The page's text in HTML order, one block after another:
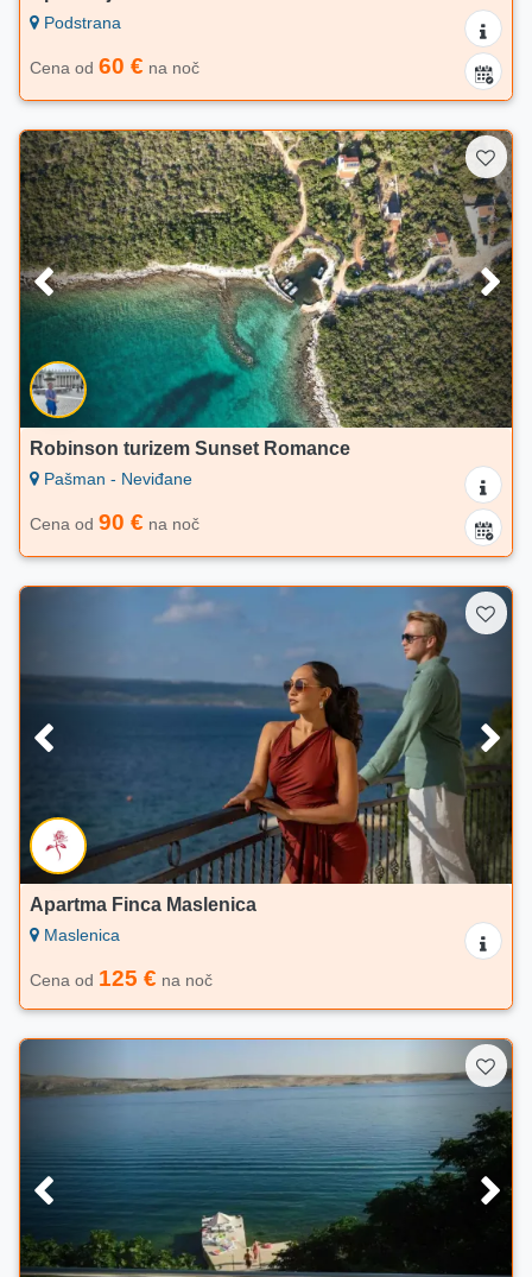
Podstrana
Cena od 60 € na noč
Robinson turizem Sunset Romance
Pašman - Neviđane
Cena od 90 € na noč
Apartma Finca Maslenica
Maslenica
Cena od 125 € na noč